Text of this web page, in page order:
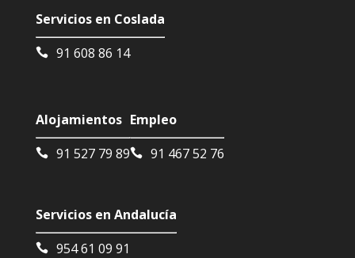
Servicios en Coslada
91 608 86 14
Alojamientos
91 527 79 89
Empleo
91 467 52 76
Servicios en Andalucía
954 61 09 91